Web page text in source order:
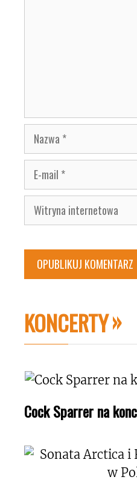
Nazwa
E-
mail
Witryna
internetowa
KONCERTY
Cock Sparrer na